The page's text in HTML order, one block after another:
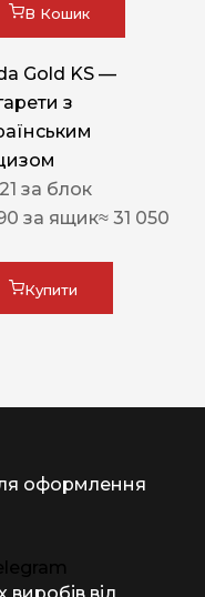
В Кошик
Gold KS —
з
за блок
за ящик≈ 31 050
Купити
оформлення
від